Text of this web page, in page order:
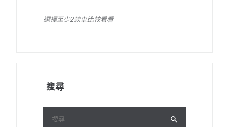
選擇至少2款車比較看看
搜尋